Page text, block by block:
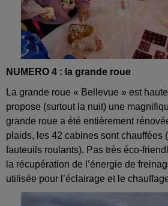
NUMERO 4 : la grande roue
La grande roue « Bellevue » est
propose (surtout la nuit) une
grande roue a été entièrement
plaids, les 42 cabines sont chauffées
fauteuils roulants). Pas très éco-
la récupération de l’énergie de
utilisée pour l’éclairage et le